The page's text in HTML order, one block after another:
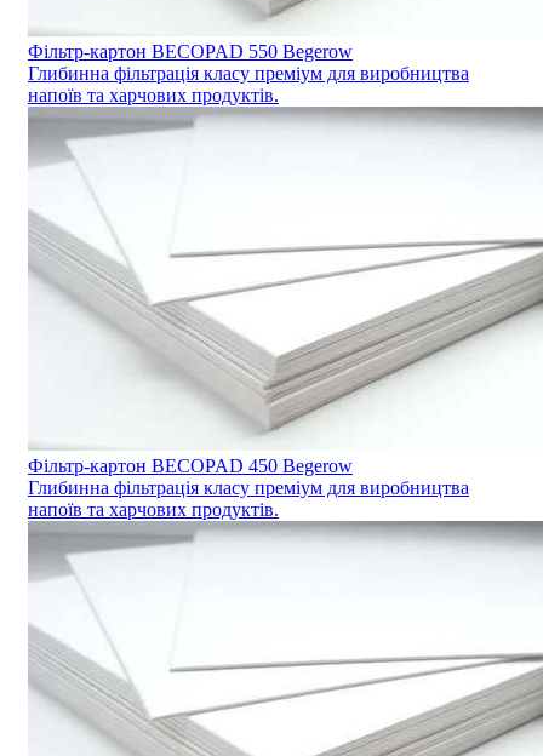
Фільтр-картон BECOPAD 550 Begerow
Глибинна фільтрація класу преміум для виробництва
напоїв та харчових продуктів.
Фільтр-картон BECOPAD 450 Begerow
Глибинна фільтрація класу преміум для виробництва
напоїв та харчових продуктів.